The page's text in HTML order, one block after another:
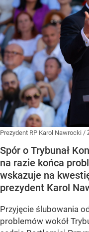
Prezydent RP Karol Nawrocki /
Spór o Trybunał
na razie końca
wskazuje na
prezydent Karol
Przyjęcie ślubowania
problemów wokół